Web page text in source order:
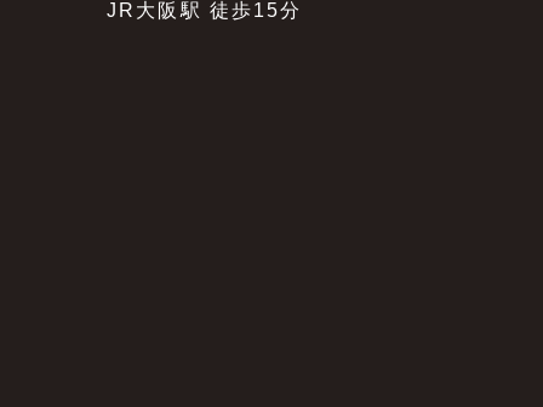
JR大阪駅 徒歩15分